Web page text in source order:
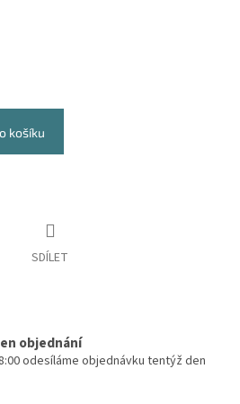
košíku
SDÍLET
objednání
odesíláme objednávku tentýž den